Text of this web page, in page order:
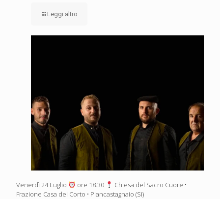
Leggi altro
Venerdì 24 Luglio ore 18.30
Chiesa del Sacro Cuore •
Frazione Casa del Corto • Piancastagnaio (Si)